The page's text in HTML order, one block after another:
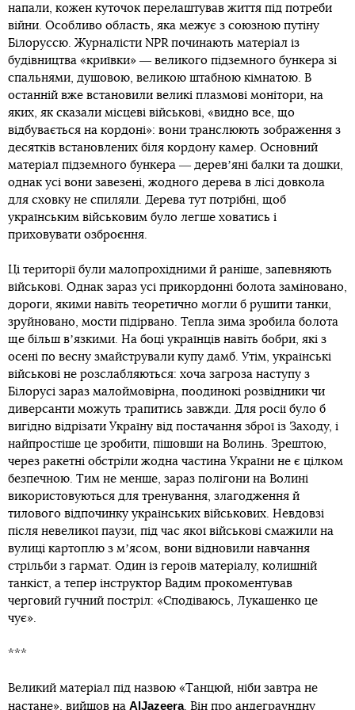
напали, кожен куточок перелаштував життя під потреби
війни. Особливо область, яка межує з союзною путіну
Білоруссю. Журналісти NPR починають матеріал із
будівництва «криївки» ― великого підземного бункера зі
спальнями, душовою, великою штабною кімнатою. В
останній вже встановили великі плазмові монітори, на
яких, як сказали місцеві військові, «видно все, що
відбувається на кордоні»: вони транслюють зображення з
десятків встановлених біля кордону камер. Основний
матеріал підземного бункера ― деревʼяні балки та дошки,
однак усі вони завезені, жодного дерева в лісі довкола
для сховку не спиляли. Дерева тут потрібні, щоб
українським військовим було легше ховатись і
приховувати озброєння.
Ці території були малопрохідними й раніше, запевняють
військові. Однак зараз усі прикордонні болота заміновано,
дороги, якими навіть теоретично могли б рушити танки,
зруйновано, мости підірвано. Тепла зима зробила болота
ще більш вʼязкими. На боці українців навіть бобри, які з
осені по весну змайстрували купу дамб. Утім, українські
військові не розслабляються: хоча загроза наступу з
Білорусі зараз малоймовірна, поодинокі розвідники чи
диверсанти можуть трапитись завжди. Для росії було б
вигідно відрізати Україну від постачання зброї із Заходу, і
найпростіше це зробити, пішовши на Волинь. Зрештою,
через ракетні обстріли жодна частина України не є цілком
безпечною. Тим не менше, зараз полігони на Волині
використовуються для тренування, злагодження й
тилового відпочинку українських військових. Невдовзі
після невеликої паузи, під час якої військові смажили на
вулиці картоплю з мʼясом, вони відновили навчання
стрільби з гармат. Один із героїв матеріалу, колишній
танкіст, а тепер інструктор Вадим прокоментував
черговий гучний постріл: «Сподіваюсь, Лукашенко це
чує».
***
Великий матеріал під назвою «Танцюй, ніби завтра не
настане», вийшов на AlJazeera. Він про андеграундну